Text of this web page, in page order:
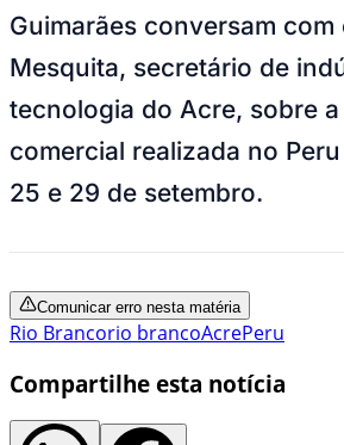
Guimarães conversam
Mesquita, secretário de
tecnologia do Acre, sobre a
comercial realizada no
25 e 29 de setembro.
Comunicar erro nesta matéria
Rio Brancorio brancoAcrePeru
Compartilhe esta notícia